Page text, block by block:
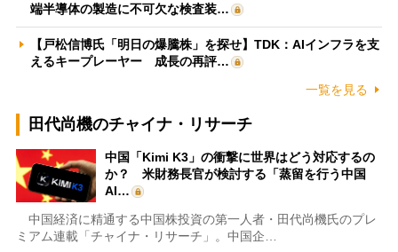
端半導体の製造に不可欠な検査装…
【戸松信博氏「明日の爆騰株」を探せ】TDK：AIインフラを支
えるキープレーヤー 成長の再評…
一覧を見る
田代尚機のチャイナ・リサーチ
中国「Kimi K3」の衝撃に世界はどう対応するの
か？ 米財務長官が検討する「蒸留を行う中国
AI…
中国経済に精通する中国株投資の第一人者・田代尚機氏のプレ
ミアム連載「チャイナ・リサーチ」。中国企…